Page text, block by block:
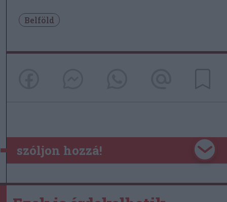
Belföld
szóljon hozzá!